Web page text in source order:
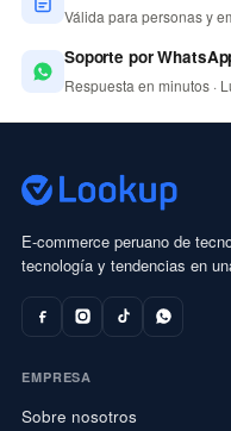
Válida para personas y
Soporte por
Respuesta en minutos ·
E-commerce peruano de
tecnología y tendencias en
EMPRESA
Sobre nosotros